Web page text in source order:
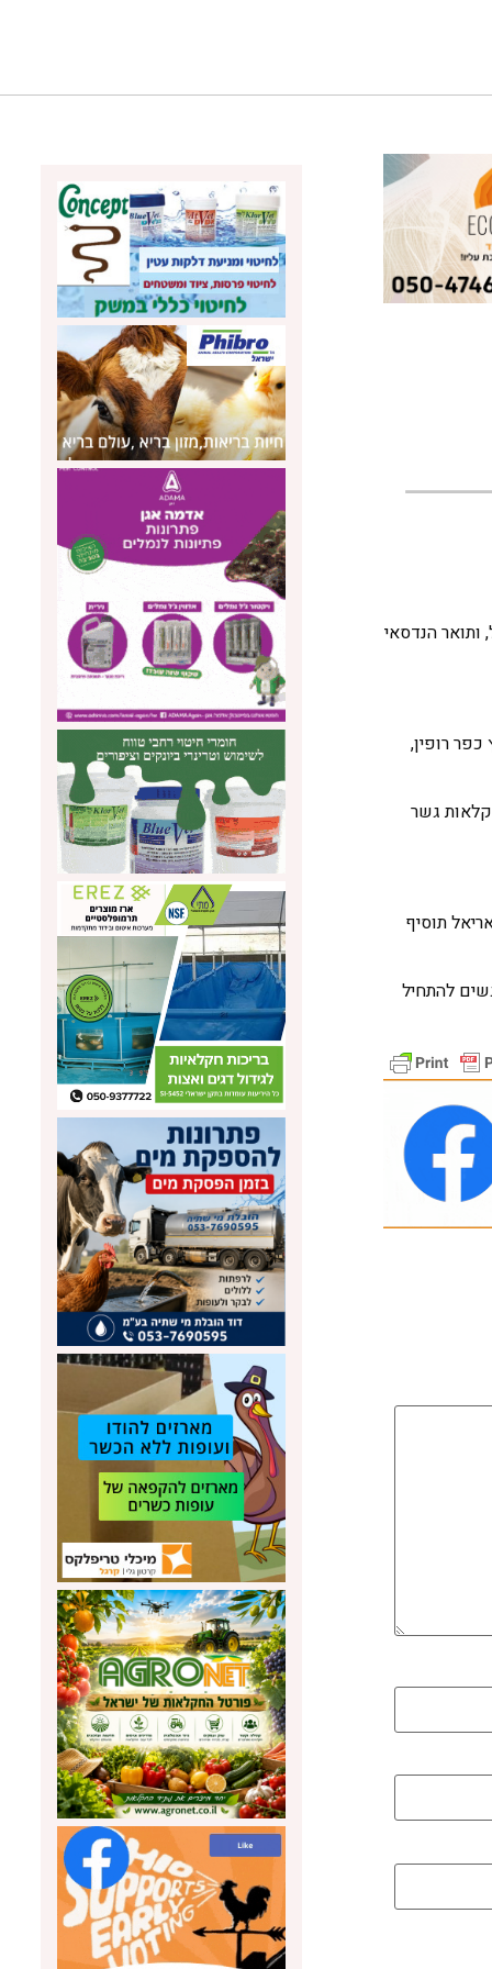
בכימיה וניהול, ותואר הנדסאי
של החברה לפיתוח בית העמק 2000. היה יו"ר קיבוץ כפר רופין,
ובחברת 'חקלאות גשר
תוסיף
להתחיל